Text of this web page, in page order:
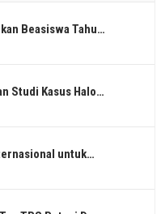
Beasiswa Tahu…
Studi Kasus Halo…
untuk…